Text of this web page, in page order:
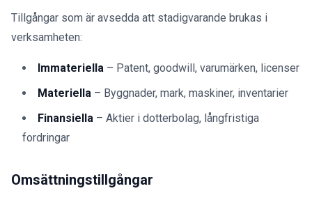
Tillgångar som är avsedda att stadigvarande brukas i
verksamheten:
Immateriella – Patent, goodwill, varumärken, licenser
Materiella – Byggnader, mark, maskiner, inventarier
Finansiella – Aktier i dotterbolag, långfristiga
fordringar
Omsättningstillgångar